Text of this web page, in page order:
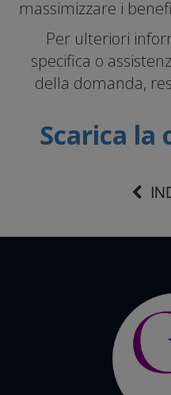
massimizzare i
Per ulteriori
specifica o
della domanda,
Scarica la